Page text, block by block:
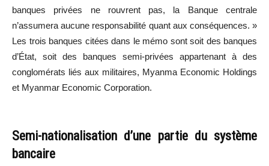
banques privées ne rouvrent pas, la Banque centrale
n’assumera aucune responsabilité quant aux conséquences. »
Les trois banques citées dans le mémo sont soit des banques
d’État, soit des banques semi-privées appartenant à des
conglomérats liés aux militaires, Myanma Economic Holdings
et Myanmar Economic Corporation.
Semi-nationalisation d’une partie du système
bancaire